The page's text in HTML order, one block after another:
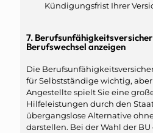
Kündigungsfrist Ihrer
7.
Berufswechsel anzeigen
Die
für Selbstständige wichtig,
Angestellte spielt Sie eine
Hilfeleistungen durch den
übergangslose Alternative
darstellen. Bei der Wahl der